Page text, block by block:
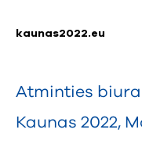
kaunas2022.eu
Atminties
Kaunas 2022,